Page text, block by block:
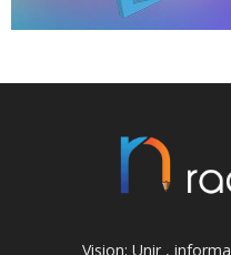
Vision: Unir ,